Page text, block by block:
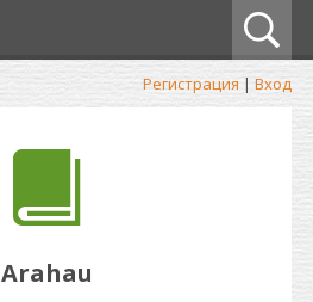
Регистрация | Вход
Arahau